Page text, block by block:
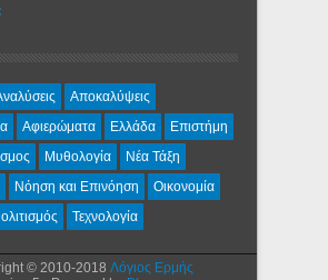
Αποκαλύψεις
Αφιερώματα Ελλάδα
Επιστήμη
Μυθολογία
Νέα Τάξη
Νόηση και Επινόηση
Οικονομία
Τεχνολογία
© 2010-2018 Λόγιος Ερμής